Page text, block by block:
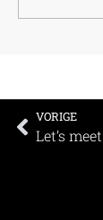
VORIGE
Let’s